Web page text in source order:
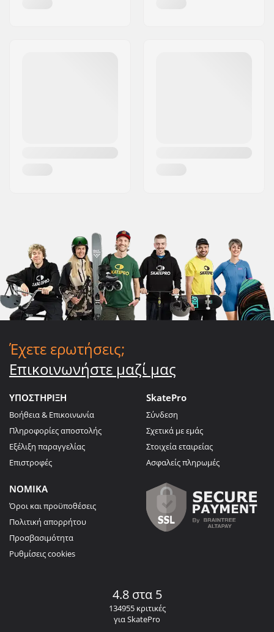
Έχετε ερωτήσεις;
Επικοινωνήστε μαζί μας
ΥΠΟΣΤΗΡΙΞΗ
Βοήθεια & Επικοινωνία
Πληροφορίες αποστολής
Εξέλιξη παραγγελίας
Επιστροφές
SkatePro
Σύνδεση
Σχετικά με εμάς
Στοιχεία εταιρείας
Ασφαλείς πληρωμές
ΝΟΜΙΚΑ
Όροι και προϋποθέσεις
Πολιτική απορρήτου
Προσβασιμότητα
Ρυθμίσεις cookies
4.8 στα 5
134955 κριτικές
για SkatePro